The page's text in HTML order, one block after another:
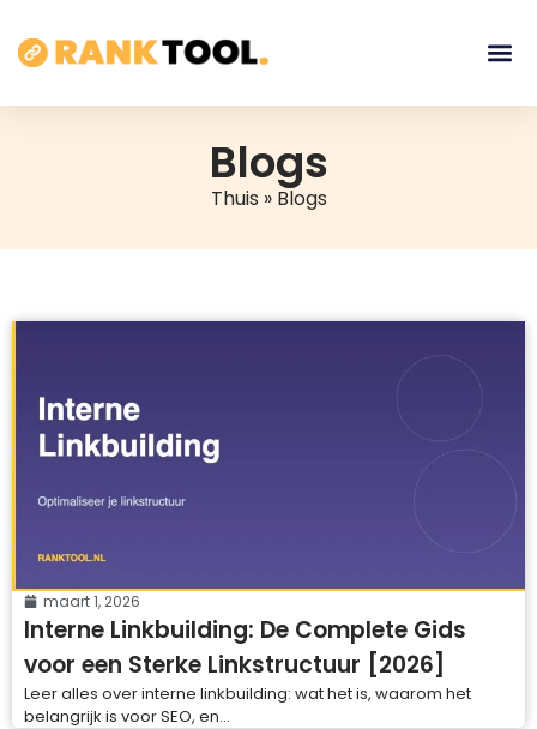
Blogs
Thuis » Blogs
maart 1, 2026
Interne Linkbuilding: De Complete Gids
voor een Sterke Linkstructuur [2026]
Leer alles over interne linkbuilding: wat het is, waarom het
belangrijk is voor SEO, en...